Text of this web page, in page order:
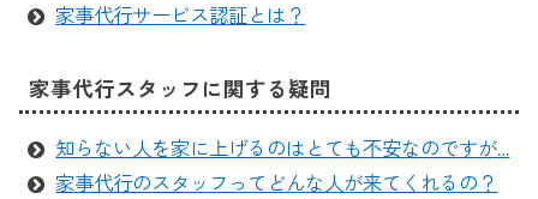
家事代行サービス認証とは？
家事代行スタッフに関する疑問
知らない人を家に上げるのはとても不安なのですが…
家事代行のスタッフってどんな人が来てくれるの？